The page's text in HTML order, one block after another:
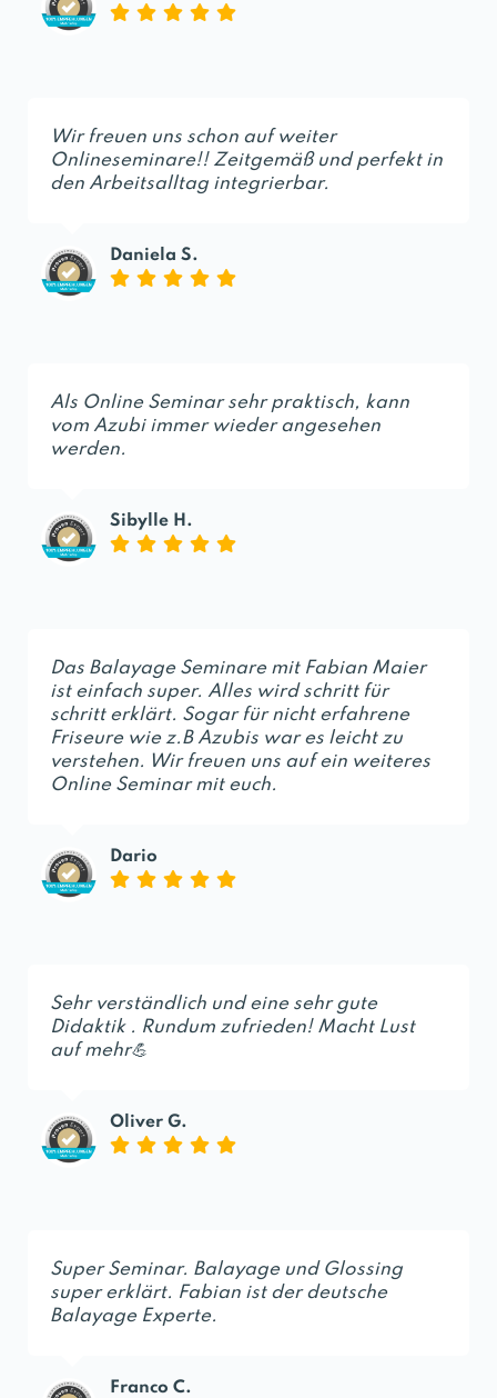
Wir freuen uns schon auf weiter
Onlineseminare!! Zeitgemäß und perfekt in
den Arbeitsalltag integrierbar.
Daniela S.
Als Online Seminar sehr praktisch, kann
vom Azubi immer wieder angesehen
werden.
Sibylle H.
Das Balayage Seminare mit Fabian Maier
ist einfach super. Alles wird schritt für
schritt erklärt. Sogar für nicht erfahrene
Friseure wie z.B Azubis war es leicht zu
verstehen. Wir freuen uns auf ein weiteres
Online Seminar mit euch.
Dario
Sehr verständlich und eine sehr gute
Didaktik . Rundum zufrieden! Macht Lust
auf mehr💪
Oliver G.
Super Seminar. Balayage und Glossing
super erklärt. Fabian ist der deutsche
Balayage Experte.
Franco C.